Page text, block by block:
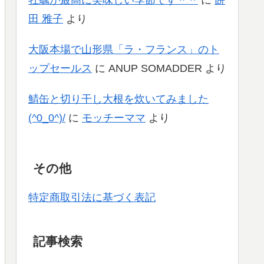
田 雅子 より
大阪本場で山形県「ラ・フランス」のト
ップセールス に ANUP SOMADDER より
鯖缶と切り干し大根を炊いてみました
(^0_0^)/ に モッチーママ より
その他
特定商取引法に基づく表記
記事検索